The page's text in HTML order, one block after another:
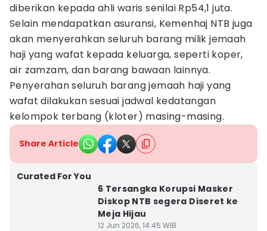
diberikan kepada ahli waris senilai Rp54,1 juta.
Selain mendapatkan asuransi, Kemenhaj NTB juga
akan menyerahkan seluruh barang milik jemaah
haji yang wafat kepada keluarga, seperti koper,
air zamzam, dan barang bawaan lainnya.
Penyerahan seluruh barang jemaah haji yang
wafat dilakukan sesuai jadwal kedatangan
kelompok terbang (kloter) masing-masing.
Share Article
Curated For You
6 Tersangka Korupsi Masker
Diskop NTB segera Diseret ke
Meja Hijau
12 Jun 2026, 14:45 WIB